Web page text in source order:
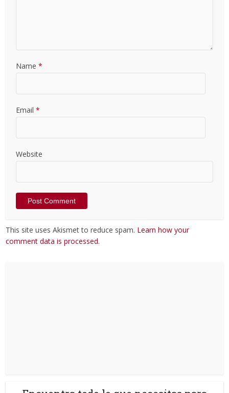
Name *
Email *
Website
This site uses Akismet to reduce spam. Learn how your
comment data is processed.